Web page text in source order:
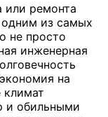
или ремонта
одним из самых
не просто
инженерная
на
климат
и обильными